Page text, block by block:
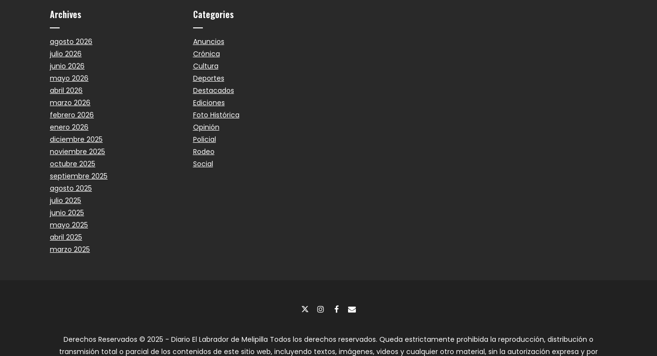
Archives
agosto 2026
julio 2026
junio 2026
mayo 2026
abril 2026
marzo 2026
febrero 2026
enero 2026
diciembre 2025
noviembre 2025
octubre 2025
septiembre 2025
agosto 2025
julio 2025
junio 2025
mayo 2025
abril 2025
marzo 2025
Categories
Anuncios
Crónica
Cultura
Deportes
Destacados
Ediciones
Foto Histórica
Opinión
Policial
Rodeo
Social
Derechos Reservados © 2025 - Diario El Labrador de Melipilla Todos los derechos reservados. Queda estrictamente prohibida la reproducción, distribución o
transmisión total o parcial de los contenidos de este sitio web, incluyendo textos, imágenes, videos y cualquier otro material, sin la autorización expresa y por